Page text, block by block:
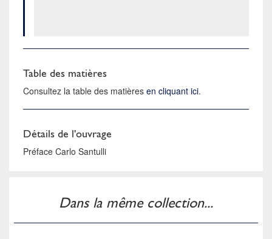
Table des matières
Consultez la table des matièresen cliquant ici.
Détails de l'ouvrage
Préface Carlo Santulli
Dans la même collection...